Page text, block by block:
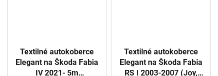
Textilné autokoberce
Elegant na Škoda Fabia
IV 2021- 5m
Textilné autokoberce
Elegant na Škoda Fabia
RS I 2003-2007 (Joy,